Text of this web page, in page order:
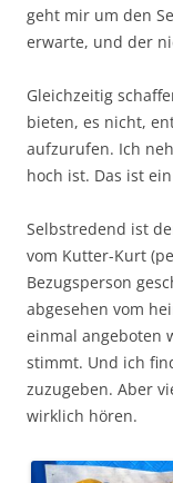
geht mir um den
erwarte, und der
Gleichzeitig
bieten, es nicht,
aufzurufen. Ich
hoch ist. Das ist
Selbstredend ist
vom Kutter-Kurt
Bezugsperson
abgesehen vom
einmal angeboten
stimmt. Und ich
zuzugeben. Aber
wirklich hören.